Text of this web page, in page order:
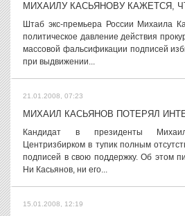
МИХАИЛУ КАСЬЯНОВУ КАЖЕТСЯ,
Штаб экс-премьера России Михаила
политическое давление действия
массовой фальсификации подписей
при выдвижении...
21.01.2008, 07:23
МИХАИЛ КАСЬЯНОВ ПОТЕРЯЛ
Кандидат в президенты
Центризбирком в тупик полным
подписей в свою поддержку. Об этом
Ни Касьянов, ни его...
15.01.2008, 12:19